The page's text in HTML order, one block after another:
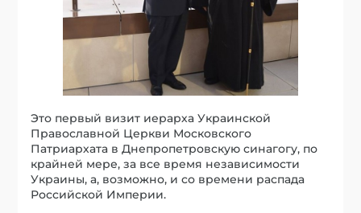
Это первый визит иерарха Украинской
Православной Церкви Московского
Патриархата в Днепропетровскую синагогу, по
крайней мере, за все время независимости
Украины, а, возможно, и со времени распада
Российской Империи.